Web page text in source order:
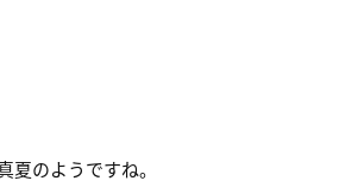
のようですね。